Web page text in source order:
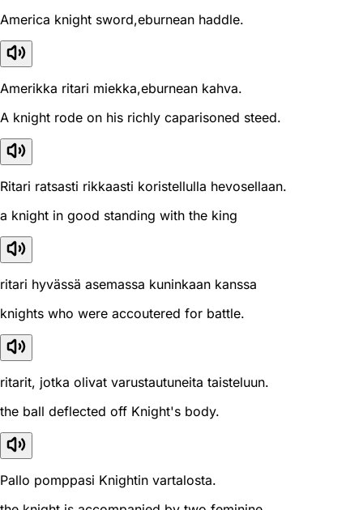
America knight sword,eburnean haddle.
Amerikka ritari miekka,eburnean kahva.
A knight rode on his richly caparisoned steed.
Ritari ratsasti rikkaasti koristellulla hevosellaan.
a knight in good standing with the king
ritari hyvässä asemassa kuninkaan kanssa
knights who were accoutered for battle.
ritarit, jotka olivat varustautuneita taisteluun.
the ball deflected off Knight's body.
Pallo pomppasi Knightin vartalosta.